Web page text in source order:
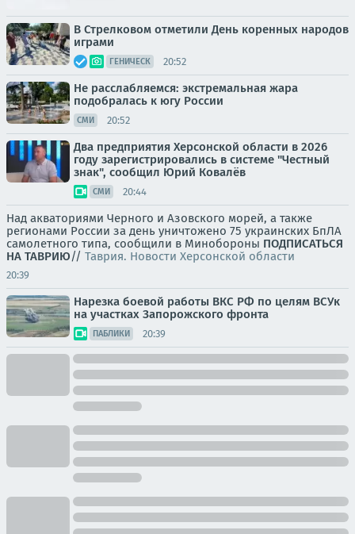
В Стрелковом отметили День коренных народов
играми
ГЕНИЧЕСК 20:52
Не расслабляемся: экстремальная жара
подобралась к югу России
СМИ 20:52
Два предприятия Херсонской области в 2026
году зарегистрировались в системе "Честный
знак", сообщил Юрий Ковалёв
СМИ 20:44
Над акваториями Черного и Азовского морей, а также
регионами России за день уничтожено 75 украинских БпЛА
самолетного типа, сообщили в Минобороны ПОДПИСАТЬСЯ
НА ТАВРИЮ// Таврия. Новости Херсонской области
20:39
Нарезка боевой работы ВКС РФ по целям ВСУк
на участках Запорожского фронта
ПАБЛИКИ 20:39